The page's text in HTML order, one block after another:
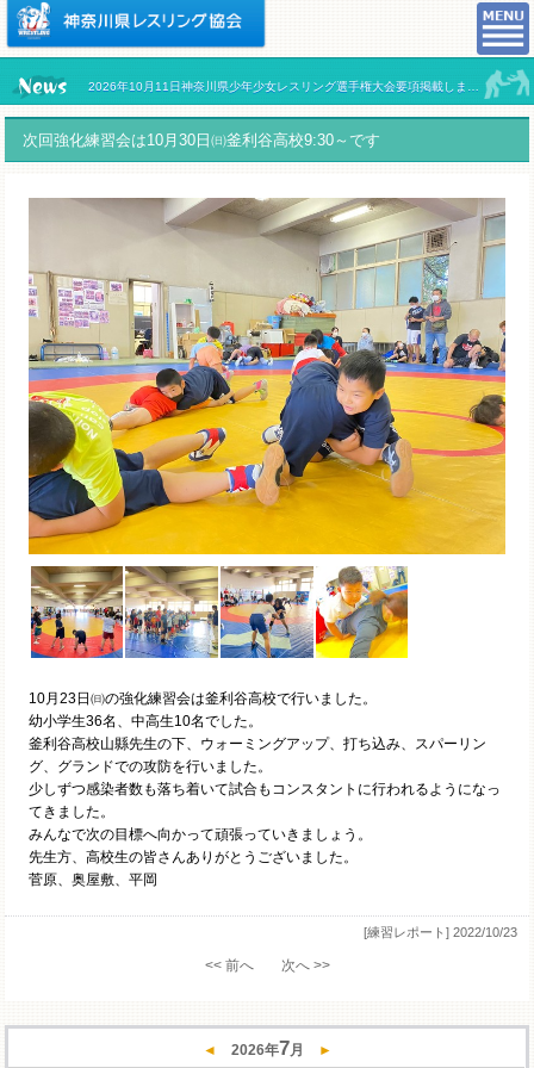
次回強化練習会は10月30日㈰釜利谷高校9:30～です
10月23日㈰の強化練習会は釜利谷高校で行いました。
幼小学生36名、中高生10名でした。
釜利谷高校山縣先生の下、ウォーミングアップ、打ち込み、スパーリン
グ、グランドでの攻防を行いました。
少しずつ感染者数も落ち着いて試合もコンスタントに行われるようになっ
てきました。
みんなで次の目標へ向かって頑張っていきましょう。
先生方、高校生の皆さんありがとうございました。
菅原、奥屋敷、平岡
[練習レポート] 2022/10/23
<< 前へ 次へ >>
◄ 2026年7月 ►